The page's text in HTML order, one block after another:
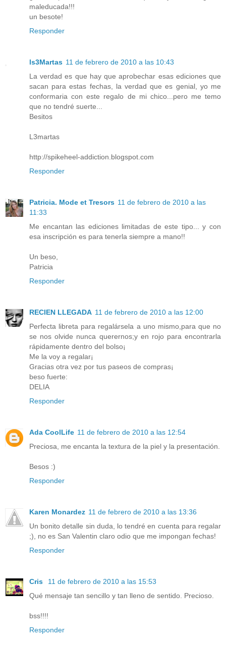
maleducada!!!
un besote!
Responder
ls3Martas 11 de febrero de 2010 a las 10:43
La verdad es que hay que aprobechar esas ediciones que
sacan para estas fechas, la verdad que es genial, yo me
conformaria con este regalo de mi chico...pero me temo
que no tendré suerte...
Besitos
L3martas
http://spikeheel-addiction.blogspot.com
Responder
Patricia. Mode et Tresors 11 de febrero de 2010 a las
11:33
Me encantan las ediciones limitadas de este tipo... y con
esa inscripción es para tenerla siempre a mano!!
Un beso,
Patricia
Responder
RECIEN LLEGADA 11 de febrero de 2010 a las 12:00
Perfecta libreta para regalársela a uno mismo,para que no
se nos olvide nunca querernos;y en rojo para encontrarla
rápidamente dentro del bolso¡
Me la voy a regalar¡
Gracias otra vez por tus paseos de compras¡
beso fuerte:
DELIA
Responder
Ada CoolLife 11 de febrero de 2010 a las 12:54
Preciosa, me encanta la textura de la piel y la presentación.
Besos :)
Responder
Karen Monardez 11 de febrero de 2010 a las 13:36
Un bonito detalle sin duda, lo tendré en cuenta para regalar
;), no es San Valentin claro odio que me impongan fechas!
Responder
Cris
11 de febrero de 2010 a las 15:53
Qué mensaje tan sencillo y tan lleno de sentido. Precioso.
bss!!!!
Responder